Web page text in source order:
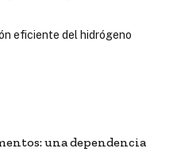
eficiente del hidrógeno
una dependencia